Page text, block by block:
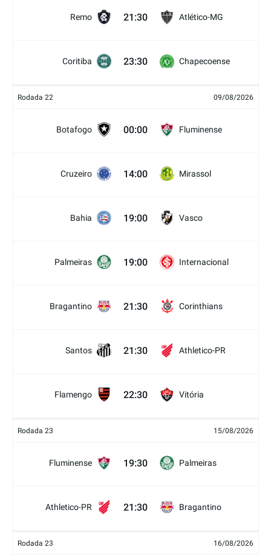
Remo 21:30 Atlético-MG
Coritiba 23:30 Chapecoense
Rodada 22 09/08/2026
Botafogo 00:00 Fluminense
Cruzeiro 14:00 Mirassol
Bahia 19:00 Vasco
Palmeiras 19:00 Internacional
Bragantino 21:30 Corinthians
Santos 21:30 Athletico-PR
Flamengo 22:30 Vitória
Rodada 23 15/08/2026
Fluminense 19:30 Palmeiras
Athletico-PR 21:30 Bragantino
Rodada 23 16/08/2026